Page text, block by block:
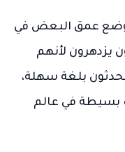
عمق البعض في
يزدهرون لأنهم
بلغة سهلة،
بسيطة في عالم